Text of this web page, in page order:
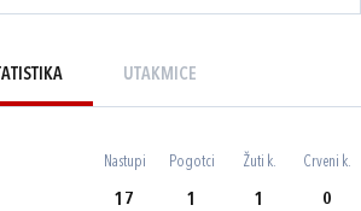
UTAKMICE
Nastupi Pogotci Žuti k. Crveni k.
17 1 1 0